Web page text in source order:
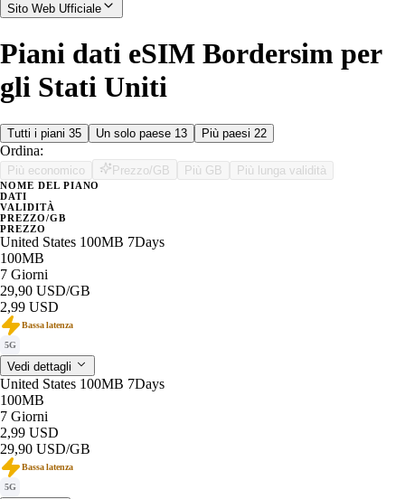
Sito Web Ufficiale
Piani dati eSIM Bordersim per
gli Stati Uniti
Tutti i piani 35 Un solo paese 13 Più paesi 22
Ordina:
Più economico Prezzo/GB Più GB Più lunga validità
NOME DEL PIANO
DATI
VALIDITÀ
PREZZO/GB
PREZZO
United States 100MB 7Days
100MB
7 Giorni
29,90 USD/GB
2,99 USD
Bassa latenza
5G
Vedi dettagli
United States 100MB 7Days
100MB
7 Giorni
2,99 USD
29,90 USD/GB
Bassa latenza
5G